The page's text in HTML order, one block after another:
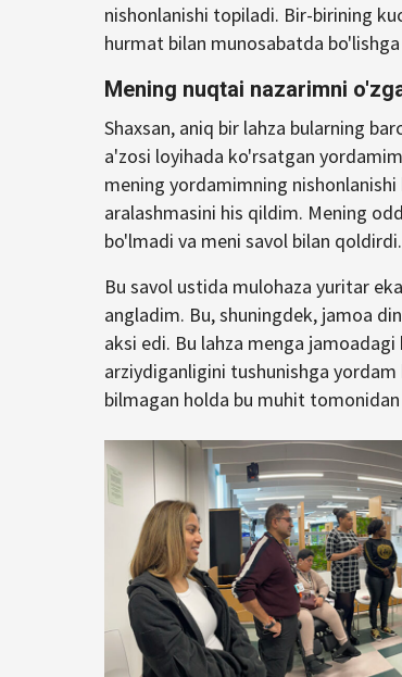
nishonlanishi topiladi. Bir-birining
hurmat bilan munosabatda
Mening nuqtai nazarimni
Shaxsan, aniq bir lahza bularning
a'zosi loyihada ko'rsatgan
mening yordamimning
aralashmasini his qildim. Mening
bo'lmadi va meni savol bilan
Bu savol ustida mulohaza yuritar
angladim. Bu, shuningdek, jamoa
aksi edi. Bu lahza menga
arziydiganligini tushunishga
bilmagan holda bu muhit